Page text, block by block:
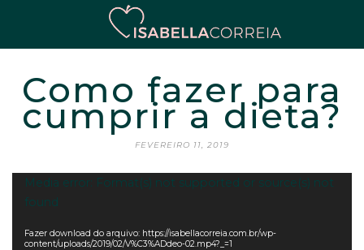
Como fazer para
cumprir a dieta?
FEVEREIRO 11, 2019
Tocador
de
vídeo
Media error: Format(s) not supported or source(s) not
found
Fazer download do arquivo: https://isabellacorreia.com.br/wp-
content/uploads/2019/02/V%C3%ADdeo-02.mp4?_=1